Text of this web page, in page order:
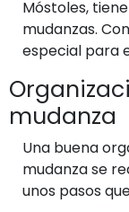
Móstoles,
mudanzas.
especial para
mudanza
Una buena
mudanza se
unos pasos